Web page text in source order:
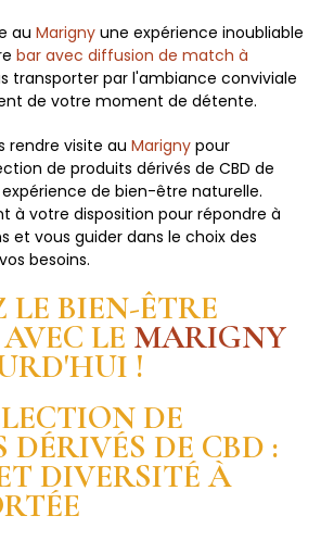
au Marigny une expérience inoubliable
bar avec diffusion de match à
transporter par l'ambiance conviviale
de votre moment de détente.
rendre visite au Marigny pour
de produits dérivés de CBD de
de bien-être naturelle.
à votre disposition pour répondre à
et vous guider dans le choix des
besoins.
LE BIEN-ÊTRE
LE MARIGNY
!
DE
DÉRIVÉS DE CBD :
DIVERSITÉ À